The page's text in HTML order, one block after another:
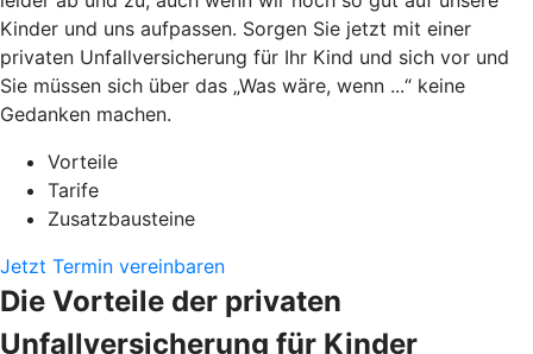
Kinder und uns aufpassen. Sorgen Sie jetzt mit einer
privaten Unfallversicherung für Ihr Kind und sich vor und
Sie müssen sich über das „Was wäre, wenn ...“ keine
Gedanken machen.
Vorteile
Tarife
Zusatzbausteine
Jetzt Termin vereinbaren
Die Vorteile der privaten
Unfallversicherung für Kinder